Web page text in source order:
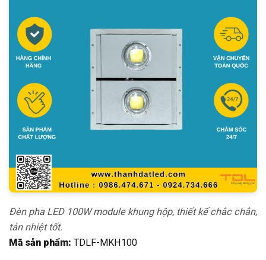
Đèn pha LED 100W module khung hộp, thiết kế chắc chắn,
tản nhiệt tốt.
Mã sản phẩm: TDLF-MKH100